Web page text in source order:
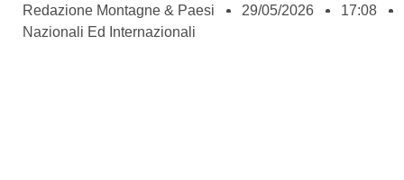
Redazione Montagne & Paesi 29/05/2026
17:08
Nazionali Ed Internazionali